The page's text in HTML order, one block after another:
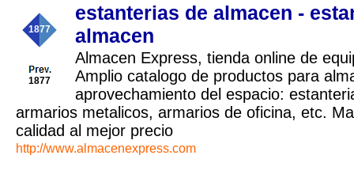
1877
1877
estanterias de almacen -
almacen
Almacen Express, tienda online de
Amplio catalogo de productos para
aprovechamiento del espacio:
armarios metalicos, armarios de oficina, etc.
calidad al mejor precio
http://www.almacenexpress.com